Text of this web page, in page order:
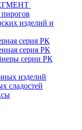
изделий и
серия РК
серия РК
серии РК
изделий
сладостей